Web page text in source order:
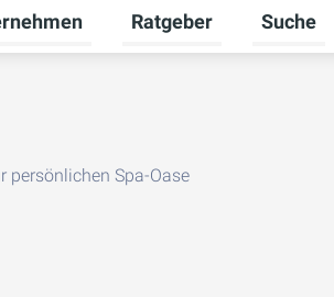
umschalten
für Karriere umschalten
Untermenü für
Ratgeber Suche
persönlichen Spa-Oase